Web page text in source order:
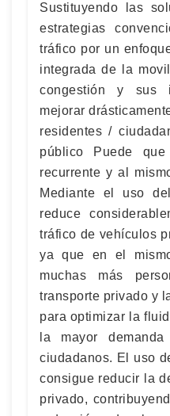
Sustituyendo las
estrategias
tráfico por un
integrada de la
congestión y sus
mejorar
residentes /
público Puede
recurrente y al
Mediante el uso
reduce
tráfico de vehículos
ya que en el
muchas más
transporte privado y
para optimizar la
la mayor
ciudadanos. El uso
consigue reducir la
privado,